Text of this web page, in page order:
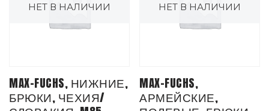
НЕТ В НАЛИЧИИ
MAX-FUCHS, НИЖНИЕ,
БРЮКИ, ЧЕХИЯ/
НЕТ В НАЛИЧИИ
MAX-FUCHS,
АРМЕЙСКИЕ,